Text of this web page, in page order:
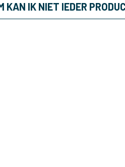
KAN IK NIET IEDER